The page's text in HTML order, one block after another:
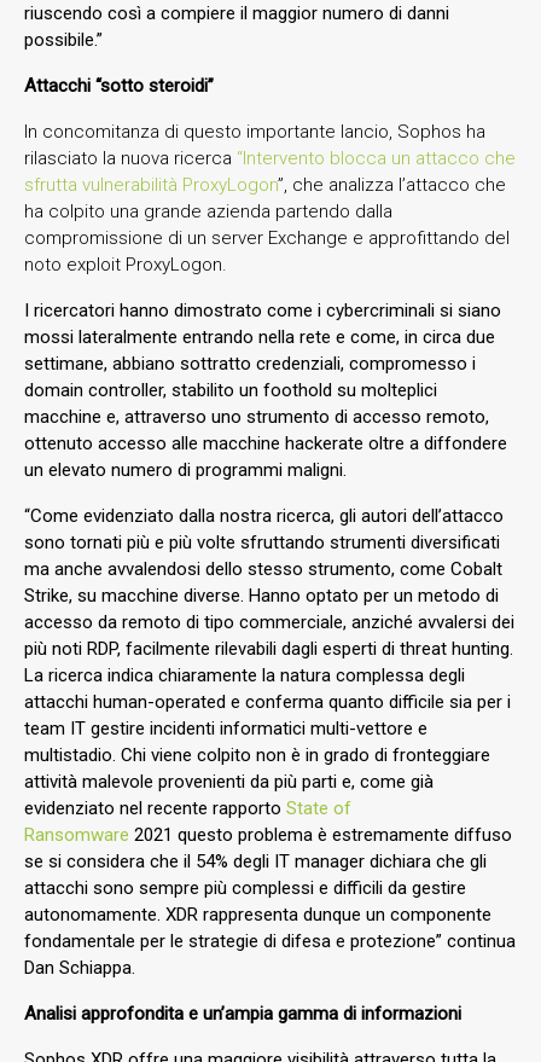
riuscendo così a compiere il maggior numero di danni
possibile.”
Attacchi “sotto steroidi”
In concomitanza di questo importante lancio, Sophos ha
rilasciato la nuova ricerca “Intervento blocca un attacco che
sfrutta vulnerabilità ProxyLogon”, che analizza l’attacco che
ha colpito una grande azienda partendo dalla
compromissione di un server Exchange e approfittando del
noto exploit ProxyLogon.
I ricercatori hanno dimostrato come i cybercriminali si siano
mossi lateralmente entrando nella rete e come, in circa due
settimane, abbiano sottratto credenziali, compromesso i
domain controller, stabilito un foothold su molteplici
macchine e, attraverso uno strumento di accesso remoto,
ottenuto accesso alle macchine hackerate oltre a diffondere
un elevato numero di programmi maligni.
“Come evidenziato dalla nostra ricerca, gli autori dell’attacco
sono tornati più e più volte sfruttando strumenti diversificati
ma anche avvalendosi dello stesso strumento, come Cobalt
Strike, su macchine diverse. Hanno optato per un metodo di
accesso da remoto di tipo commerciale, anziché avvalersi dei
più noti RDP, facilmente rilevabili dagli esperti di threat hunting.
La ricerca indica chiaramente la natura complessa degli
attacchi human-operated e conferma quanto difficile sia per i
team IT gestire incidenti informatici multi-vettore e
multistadio. Chi viene colpito non è in grado di fronteggiare
attività malevole provenienti da più parti e, come già
evidenziato nel recente rapporto State of
Ransomware 2021 questo problema è estremamente diffuso
se si considera che il 54% degli IT manager dichiara che gli
attacchi sono sempre più complessi e difficili da gestire
autonomamente. XDR rappresenta dunque un componente
fondamentale per le strategie di difesa e protezione” continua
Dan Schiappa.
Analisi approfondita e un’ampia gamma di informazioni